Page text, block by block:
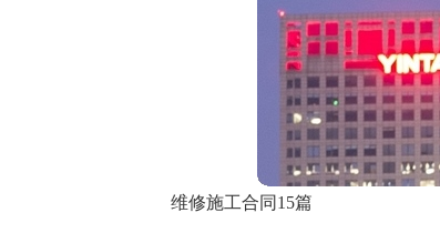
维修施工合同15篇